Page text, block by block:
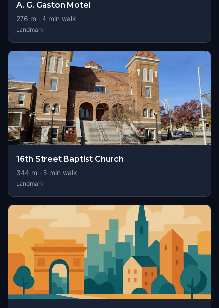
A. G. Gaston Motel
276 m · 4 min walk
Landmark
16th Street Baptist Church
344 m · 5 min walk
Landmark